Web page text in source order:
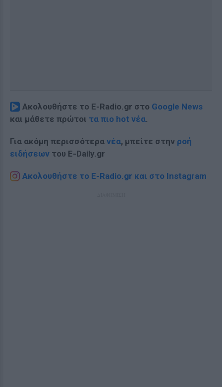
Ακολουθήστε το E-Radio.gr στο Google News
και μάθετε πρώτοι τα πιο hot νέα.
Για ακόμη περισσότερα νέα, μπείτε στην ροή
ειδήσεων του E-Daily.gr
Ακολουθήστε το E-Radio.gr και στο Instagram